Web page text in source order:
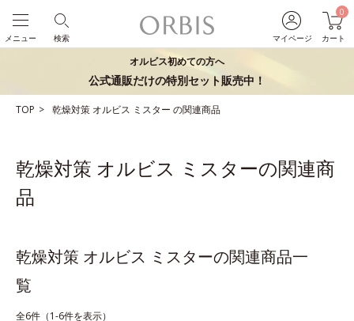
マイページ
0
カート
検索
メニュー
オルビス初めての方へ
公式通販だけの特別セット販売中！
TOP 乾燥対策 オルビス ミスター の関連商品
乾燥対策 オルビス ミスターの関連商
品
乾燥対策 オルビス ミスターの関連商品一
覧
全6件（1-6件を表示）